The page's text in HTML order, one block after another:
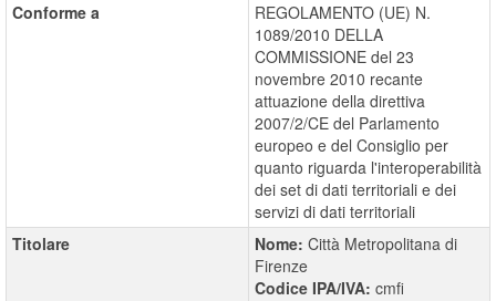
Conforme a
REGOLAMENTO (UE) N.
1089/2010 DELLA
COMMISSIONE del 23
novembre 2010 recante
attuazione della direttiva
2007/2/CE del Parlamento
europeo e del Consiglio per
quanto riguarda l'interoperabilità
dei set di dati territoriali e dei
servizi di dati territoriali
Titolare
Nome: Città Metropolitana di
Firenze
Codice IPA/IVA: cmfi